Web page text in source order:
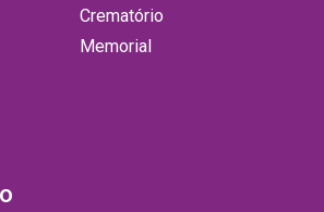
Crematório
Memorial